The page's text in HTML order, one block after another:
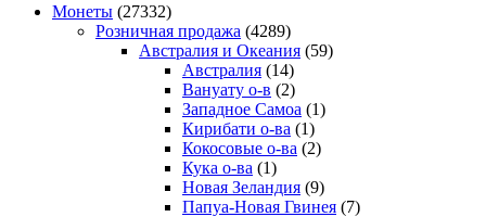
Монеты (27332)
Розничная продажа (4289)
Австралия и Океания (59)
Австралия (14)
Вануату о-в (2)
Западное Самоа (1)
Кирибати о-ва (1)
Кокосовые о-ва (2)
Кука о-ва (1)
Новая Зеландия (9)
Папуа-Новая Гвинея (7)